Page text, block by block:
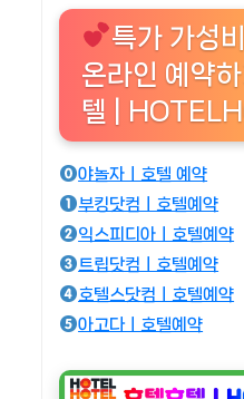
특가 가성
온라인 예약하
텔 |
야놀자ㅣ호텔 예약
부킹닷컴ㅣ호텔예약
익스피디아ㅣ호텔예약
트립닷컴ㅣ호텔예약
호텔스닷컴ㅣ호텔예약
아고다ㅣ호텔예약